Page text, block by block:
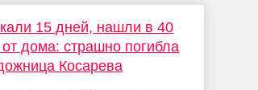
15 дней, нашли в 40
от дома: страшно погибла
Косарева